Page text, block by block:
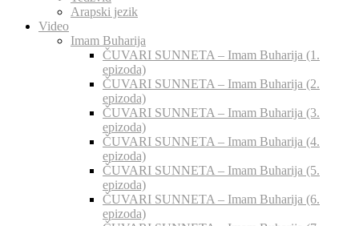
Arapski jezik
Video
Imam Buharija
ČUVARI SUNNETA – Imam Buharija (1.
epizoda)
ČUVARI SUNNETA – Imam Buharija (2.
epizoda)
ČUVARI SUNNETA – Imam Buharija (3.
epizoda)
ČUVARI SUNNETA – Imam Buharija (4.
epizoda)
ČUVARI SUNNETA – Imam Buharija (5.
epizoda)
ČUVARI SUNNETA – Imam Buharija (6.
epizoda)